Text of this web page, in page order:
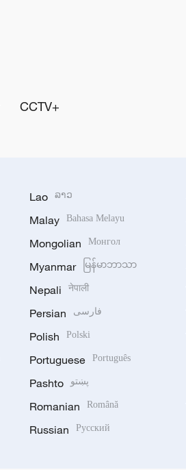
CCTV+
Lao ລາວ
Malay Bahasa Melayu
Mongolian Монгол
Myanmar မြန်မာဘာသာ
Nepali नेपाली
Persian فارسی
Polish Polski
Portuguese Português
Pashto پښتو
Romanian Română
Russian Русский